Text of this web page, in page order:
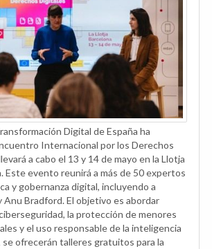
Digital de España ha
Internacional por los Derechos
a cabo el 13 y 14 de mayo en la Llotja
Este evento reunirá a más de 50 expertos
y gobernanza digital, incluyendo a
Anu Bradford. El objetivo es abordar
la protección de menores
y el uso responsable de la inteligencia
se ofrecerán talleres gratuitos para la